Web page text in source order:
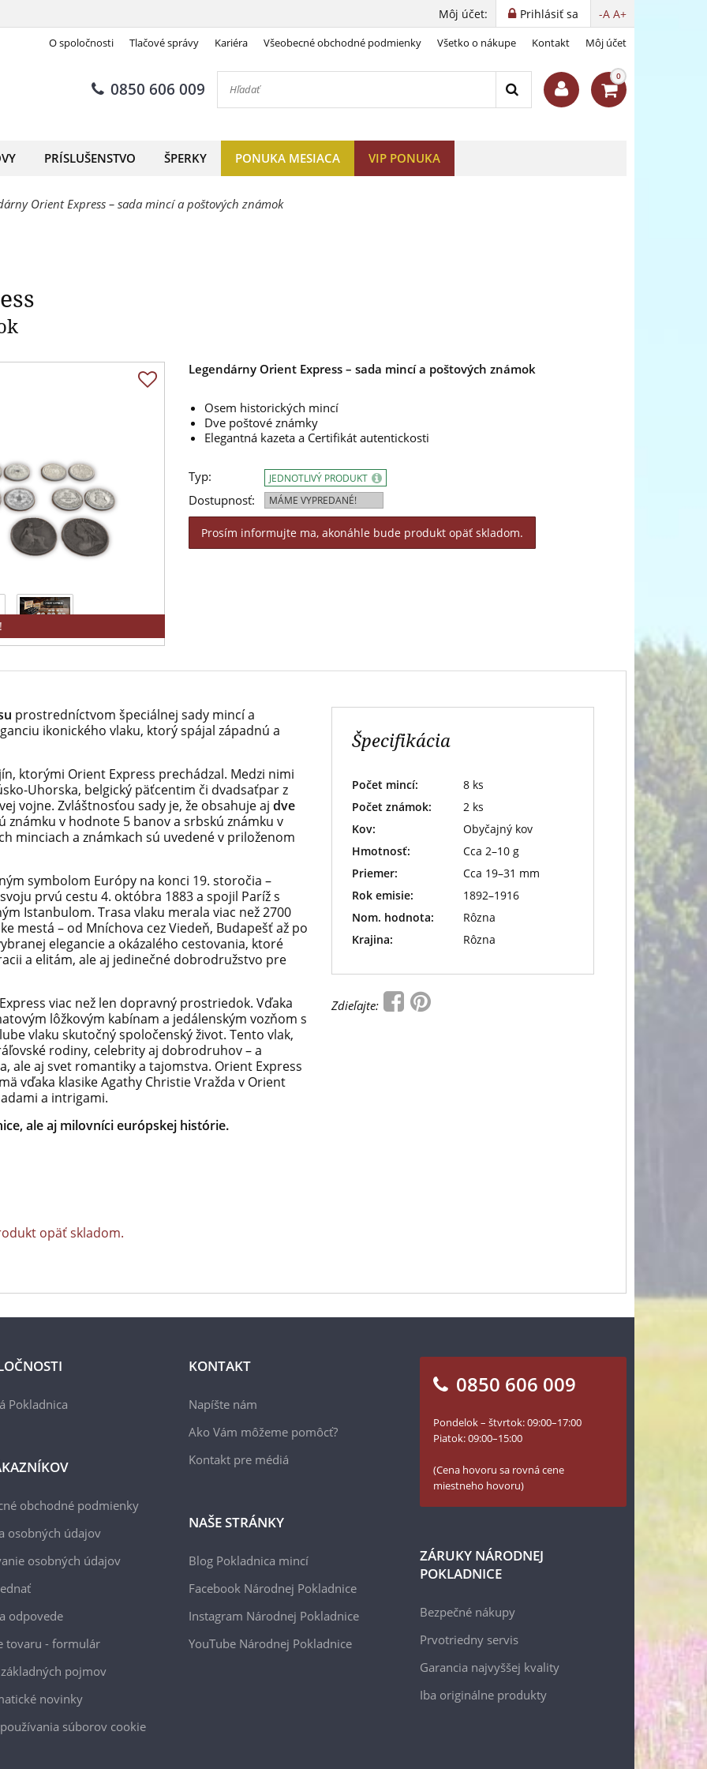
-A A+
Prihlásiť sa
Môj účet:
O spoločnosti Tlačové správy Kariéra Všeobecné obchodné podmienky Všetko o nákupe Kontakt Môj účet
0850 606 009
0
PRÍSLUŠENSTVO ŠPERKY PONUKA MESIACA VIP PONUKA
Orient Express – sada mincí a poštových známok
Legendárny Orient Express – sada mincí a poštových známok
Osem historických mincí
Dve poštové známky
Elegantná kazeta a Certifikát autentickosti
Typ:
Dostupnosť:
JEDNOTLIVÝ PRODUKT
MÁME VYPREDANÉ!
Prosím informujte ma, akonáhle bude produkt opäť skladom.
prostredníctvom špeciálnej sady mincí a
ikonického vlaku, ktorý spájal západnú a
ktorými Orient Express prechádzal. Medzi nimi
Uhorska, belgický päťcentim či dvadsaťpar z
vojne. Zvláštnosťou sady je, že obsahuje aj dve
známku v hodnote 5 banov a srbskú známku v
minciach a známkach sú uvedené v priloženom
symbolom Európy na konci 19. storočia –
prvú cestu 4. októbra 1883 a spojil Paríž s
Istanbulom. Trasa vlaku merala viac než 2700
mestá – od Mníchova cez Viedeň, Budapešť až po
elegancie a okázalého cestovania, ktoré
a elitám, ale aj jedinečné dobrodružstvo pre
viac než len dopravný prostriedok. Vďaka
lôžkovým kabínam a jedálenským vozňom s
vlaku skutočný spoločenský život. Tento vlak,
rodiny, celebrity aj dobrodruhov – a
ale aj svet romantiky a tajomstva. Orient Express
vďaka klasike Agathy Christie Vražda v Orient
a intrigami.
ale aj milovníci európskej histórie.
opäť skladom.
Špecifikácia
Počet mincí:
8 ks
Počet známok:
2 ks
Kov:
Obyčajný kov
Hmotnosť:
Cca 2–10 g
Priemer:
Cca 19–31 mm
Rok emisie:
1892–1916
Nom. hodnota:
Rôzna
Krajina:
Rôzna
Zdieľajte:
Legendárny Orient Express
Pokladnica
obchodné podmienky
osobných údajov
osobných údajov
odpovede
tovaru - formulár
pojmov
novinky
súborov cookie
KONTAKT
Napíšte nám
Ako Vám môžeme pomôcť?
Kontakt pre médiá
NAŠE STRÁNKY
Blog Pokladnica mincí
Facebook Národnej Pokladnice
Instagram Národnej Pokladnice
YouTube Národnej Pokladnice
0850 606 009
Pondelok – štvrtok: 09:00–17:00
Piatok: 09:00–15:00
(Cena hovoru sa rovná cene
miestneho hovoru)
ZÁRUKY NÁRODNEJ
POKLADNICE
Bezpečné nákupy
Prvotriedny servis
Garancia najvyššej kvality
Iba originálne produkty